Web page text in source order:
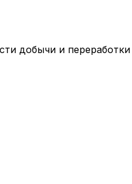
добычи и переработки